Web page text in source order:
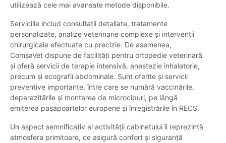
utilizează cele mai avansate metode disponibile.
Serviciile includ consultații detaliate, tratamente
personalizate, analize veterinarie complexe și intervenții
chirurgicale efectuate cu precizie. De asemenea,
ComșaVet dispune de facilități pentru ortopedie veterinară
și oferă servicii de terapie intensivă, anestezie inhalatorie,
precum și ecografii abdominale. Sunt oferite și servicii
preventive importante, între care se numără vaccinările,
deparazitările și montarea de microcipuri, pe lângă
emiterea pașapoartelor europene și înregistrările în RECS.
Un aspect semnificativ al activității cabinetului îl reprezintă
atmosfera primitoare, ce asigură confort și siguranță